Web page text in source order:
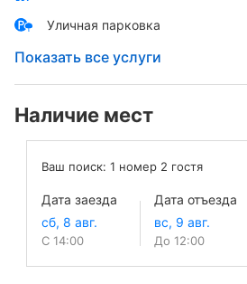
Уличная парковка
Показать все услуги
Наличие мест
Ваш поиск: 1 номер 2 гостя
Дата заезда
С 14:00
Дата отъезда
До 12:00